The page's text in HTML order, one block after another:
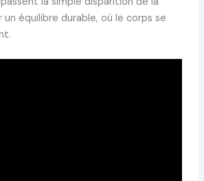
un équilibre durable, où le corps se